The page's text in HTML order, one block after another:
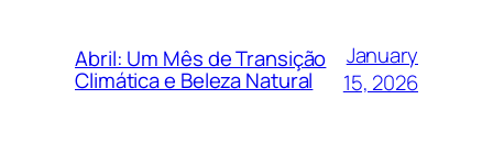
Abril: Um Mês de Transição
Climática e Beleza Natural
January
15, 2026